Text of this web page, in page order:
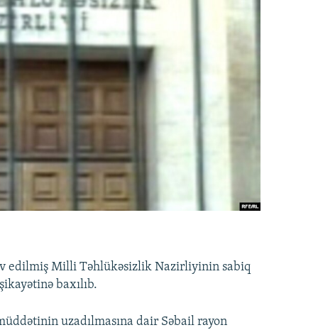
edilmiş Milli Təhlükəsizlik Nazirliyinin sabiq
baxılıb.
uzadılmasına dair Səbail rayon